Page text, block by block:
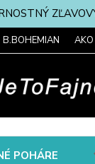
B.BOHEMIAN
POHÁRE